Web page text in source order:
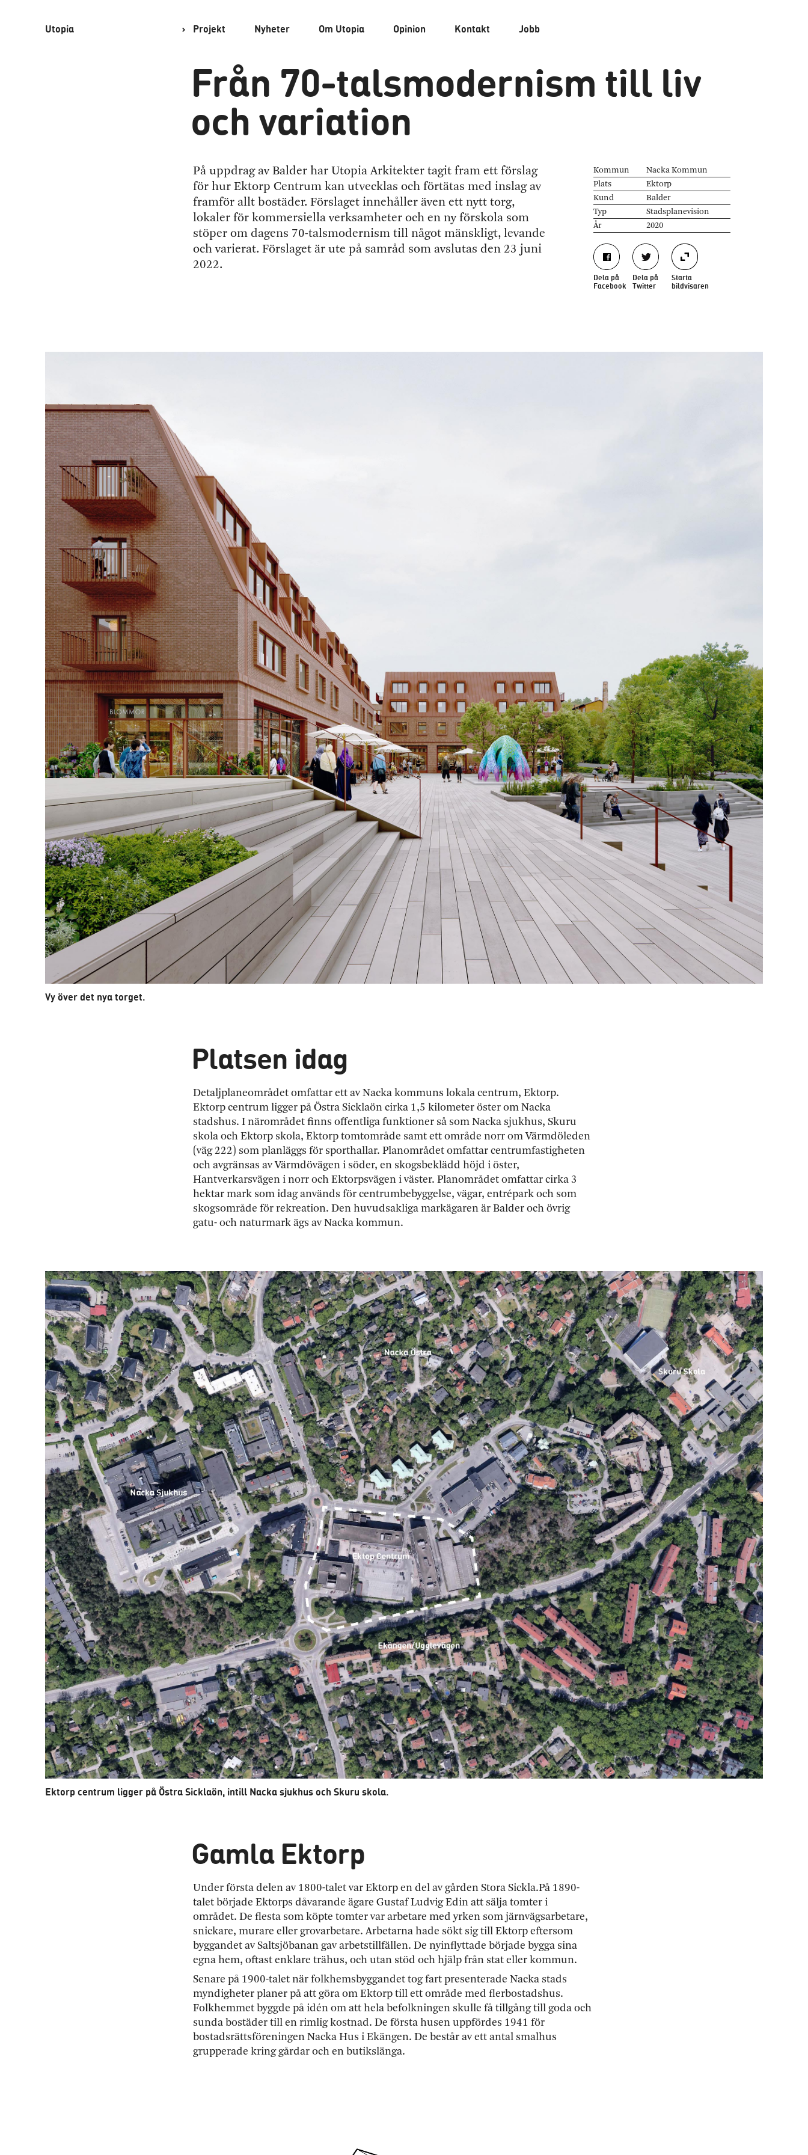
Utopia Projekt Nyheter Om Utopia Opinion Kontakt Jobb
Från 70-talsmodernism till liv
och variation
På uppdrag av Balder har Utopia Arkitekter tagit fram ett förslag
för hur Ektorp Centrum kan utvecklas och förtätas med inslag av
framför allt bostäder. Förslaget innehåller även ett nytt torg,
lokaler för kommersiella verksamheter och en ny förskola som
stöper om dagens 70-talsmodernism till något mänskligt, levande
och varierat. Förslaget är ute på samråd som avslutas den 23 juni
2022.
Kommun
Nacka Kommun
Plats
Ektorp
Kund
Balder
Typ
Stadsplanevision
År
2020
Dela på
Facebook
Dela på
Twitter
Starta
bildvisaren
Vy över det nya torget.
Platsen idag
Detaljplaneområdet omfattar ett av Nacka kommuns lokala centrum, Ektorp.
Ektorp centrum ligger på Östra Sicklaön cirka 1,5 kilometer öster om Nacka
stadshus. I närområdet finns offentliga funktioner så som Nacka sjukhus, Skuru
skola och Ektorp skola, Ektorp tomtområde samt ett område norr om Värmdöleden
(väg 222) som planläggs för sporthallar. Planområdet omfattar centrumfastigheten
och avgränsas av Värmdövägen i söder, en skogsbeklädd höjd i öster,
Hantverkarsvägen i norr och Ektorpsvägen i väster. Planområdet omfattar cirka 3
hektar mark som idag används för centrumbebyggelse, vägar, entrépark och som
skogsområde för rekreation. Den huvudsakliga markägaren är Balder och övrig
gatu- och naturmark ägs av Nacka kommun.
Ektorp centrum ligger på Östra Sicklaön, intill Nacka sjukhus och Skuru skola.
Gamla Ektorp
Under första delen av 1800-talet var Ektorp en del av gården Stora Sickla.På 1890-
talet började Ektorps dåvarande ägare Gustaf Ludvig Edin att sälja tomter i
området. De flesta som köpte tomter var arbetare med yrken som järnvägsarbetare,
snickare, murare eller grovarbetare. Arbetarna hade sökt sig till Ektorp eftersom
byggandet av Saltsjöbanan gav arbetstillfällen. De nyinflyttade började bygga sina
egna hem, oftast enklare trähus, och utan stöd och hjälp från stat eller kommun.
Senare på 1900-talet när folkhemsbyggandet tog fart presenterade Nacka stads
myndigheter planer på att göra om Ektorp till ett område med flerbostadshus.
Folkhemmet byggde på idén om att hela befolkningen skulle få tillgång till goda och
sunda bostäder till en rimlig kostnad. De första husen uppfördes 1941 för
bostadsrättsföreningen Nacka Hus i Ekängen. De består av ett antal smalhus
grupperade kring gårdar och en butikslänga.